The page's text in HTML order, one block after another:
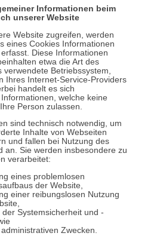
Informationen beim
unserer Website
Website zugreifen, werden
eines Cookies Informationen
Diese Informationen
etwa die Art des
Betriebssystem,
Ihres Internet-Service-Providers
handelt es sich
welche keine
Person zulassen.
sind technisch notwendig, um
Inhalte von Webseiten
und fallen bei Nutzung des
an. Sie werden insbesondere zu
verarbeitet:
eines problemlosen
der Website,
einer reibungslosen Nutzung
der Systemsicherheit und -
Zwecken.